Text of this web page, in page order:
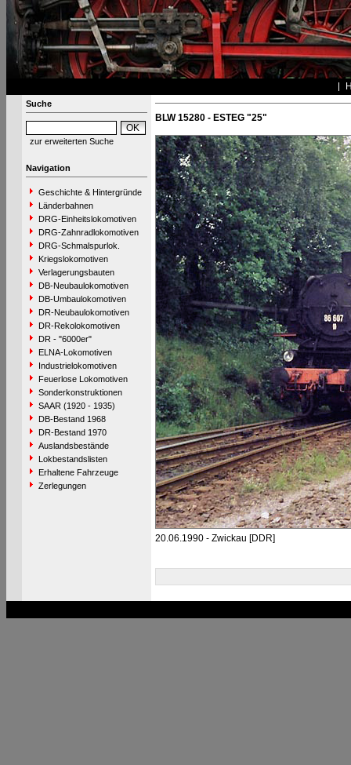
Suche
zur erweiterten Suche
Navigation
Geschichte & Hintergründe
Länderbahnen
DRG-Einheitslokomotiven
DRG-Zahnradlokomotiven
DRG-Schmalspurlok.
Kriegslokomotiven
Verlagerungsbauten
DB-Neubaulokomotiven
DB-Umbaulokomotiven
DR-Neubaulokomotiven
DR-Rekolokomotiven
DR - "6000er"
ELNA-Lokomotiven
Industrielokomotiven
Feuerlose Lokomotiven
Sonderkonstruktionen
SAAR (1920 - 1935)
DB-Bestand 1968
DR-Bestand 1970
Auslandsbestände
Lokbestandslisten
Erhaltene Fahrzeuge
Zerlegungen
BLW 15280 - ESTEG "25"
20.06.1990 - Zwickau [DDR]